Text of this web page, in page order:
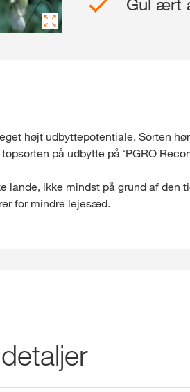
Gul ært
højt udbyttepotentiale. Sorten
på udbytte på ‘PGRO
lande, ikke mindst på grund af
for mindre lejesæd.